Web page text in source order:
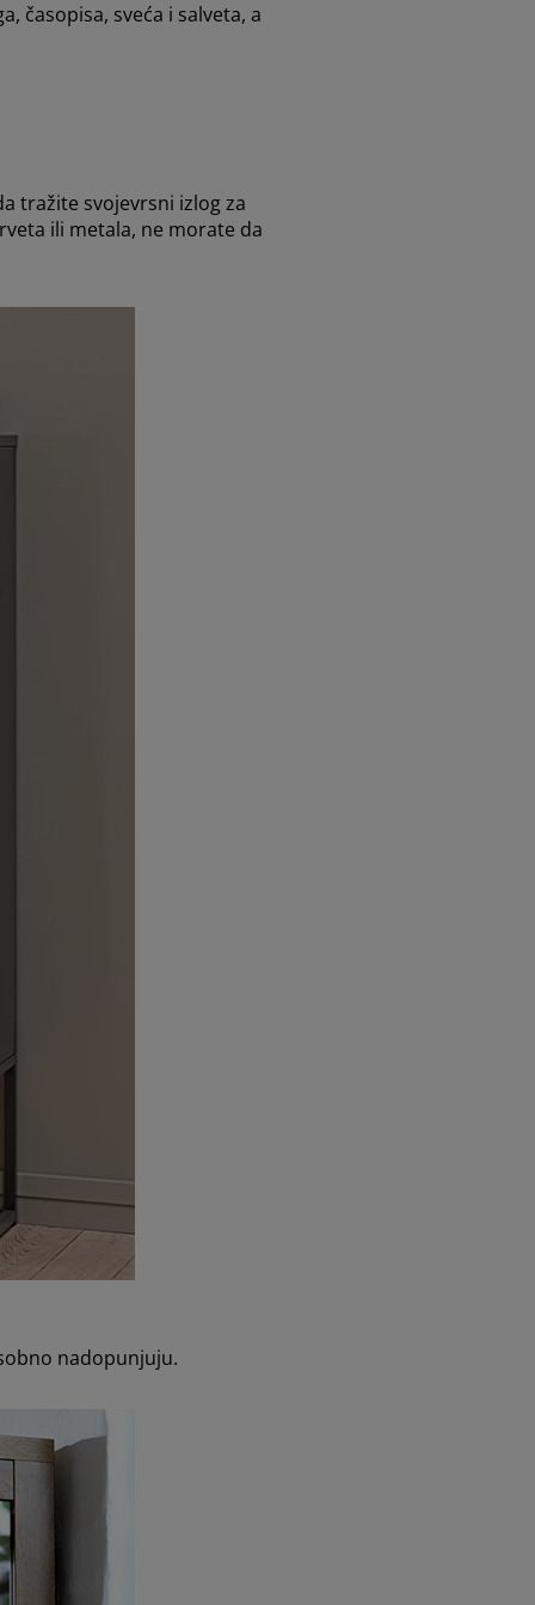
časopisa, sveća i salveta, a
tražite svojevrsni izlog za
ili metala, ne morate da
nadopunjuju.